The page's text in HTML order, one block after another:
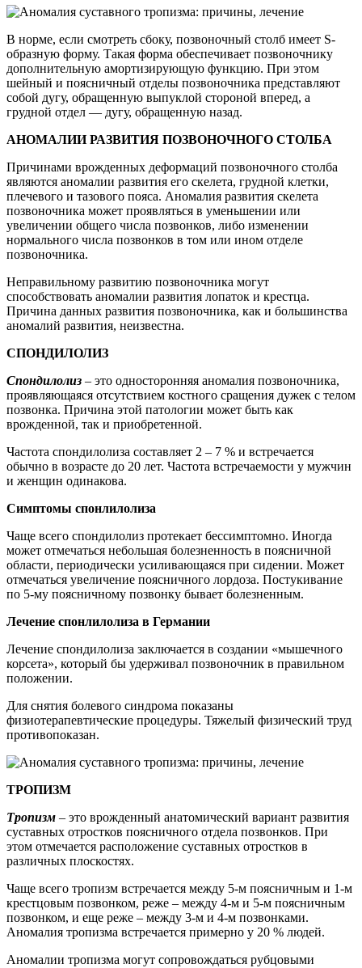
В норме, если смотреть сбоку, позвоночный столб имеет S-
образную форму. Такая форма обеспечивает позвоночнику
дополнительную амортизирующую функцию. При этом
шейный и поясничный отделы позвоночника представляют
собой дугу, обращенную выпуклой стороной вперед, а
грудной отдел — дугу, обращенную назад.
АНОМАЛИИ РАЗВИТИЯ ПОЗВОНОЧНОГО СТОЛБА
Причинами врожденных деформаций позвоночного столба
являются аномалии развития его скелета, грудной клетки,
плечевого и тазового пояса. Аномалия развития скелета
позвоночника может проявляться в уменьшении или
увеличении общего числа позвонков, либо изменении
нормального числа позвонков в том или ином отделе
позвоночника.
Неправильному развитию позвоночника могут
способствовать аномалии развития лопаток и крестца.
Причина данных развития позвоночника, как и большинства
аномалий развития, неизвестна.
СПОНДИЛОЛИЗ
Спондилолиз – это односторонняя аномалия позвоночника,
проявляющаяся отсутствием костного сращения дужек с телом
позвонка. Причина этой патологии может быть как
врожденной, так и приобретенной.
Частота спондилолиза составляет 2 – 7 % и встречается
обычно в возрасте до 20 лет. Частота встречаемости у мужчин
и женщин одинакова.
Симптомы спонлилолиза
Чаще всего спондилолиз протекает бессимптомно. Иногда
может отмечаться небольшая болезненность в поясничной
области, периодически усиливающаяся при сидении. Может
отмечаться увеличение поясничного лордоза. Постукивание
по 5-му поясничному позвонку бывает болезненным.
Лечение спонлилолиза в Германии
Лечение спондилолиза заключается в создании «мышечного
корсета», который бы удерживал позвоночник в правильном
положении.
Для снятия болевого синдрома показаны
физиотерапевтические процедуры. Тяжелый физический труд
противопоказан.
ТРОПИЗМ
Тропизм – это врожденный анатомический вариант развития
суставных отростков поясничного отдела позвонков. При
этом отмечается расположение суставных отростков в
различных плоскостях.
Чаще всего тропизм встречается между 5-м поясничным и 1-м
крестцовым позвонком, реже – между 4-м и 5-м поясничным
позвонком, и еще реже – между 3-м и 4-м позвонками.
Аномалия тропизма встречается примерно у 20 % людей.
Аномалии тропизма могут сопровождаться рубцовыми